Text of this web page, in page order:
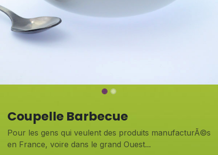
Coupelle Barbecue
Pour les gens qui veulent des produits manufacturÃ©s
en France, voire dans le grand Ouest...